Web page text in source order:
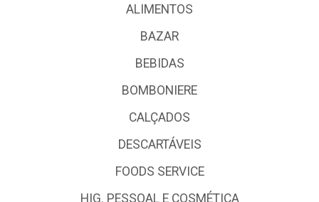
ALIMENTOS
BAZAR
BEBIDAS
BOMBONIERE
CALÇADOS
DESCARTÁVEIS
FOODS SERVICE
HIG. PESSOAL E COSMÉTICA